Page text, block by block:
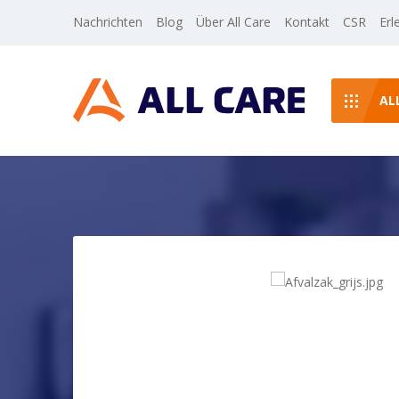
Nachrichten Blog Über All Care Kontakt CSR